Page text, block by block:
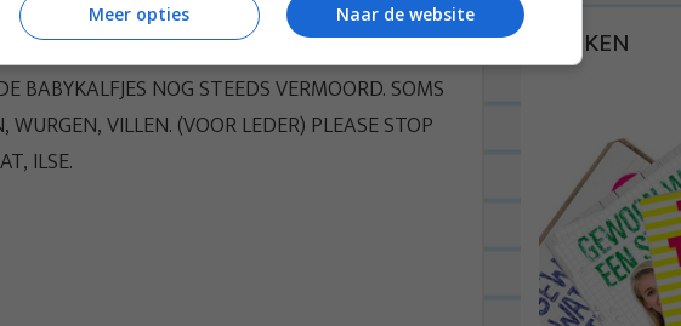
EN ALLE ANDERE SOORTEN
BABYKALFJES NOG STEEDS VERMOORD. SOMS
VILLEN. (VOOR LEDER) PLEASE STOP
ILSE.
BOEKEN
Naar de website
Meer opties